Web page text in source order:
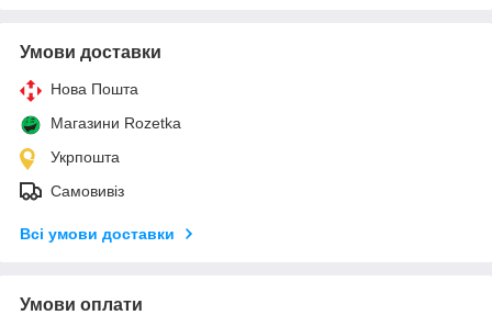
Умови доставки
Нова Пошта
Магазини Rozetka
Укрпошта
Самовивіз
Всі умови доставки
Умови оплати